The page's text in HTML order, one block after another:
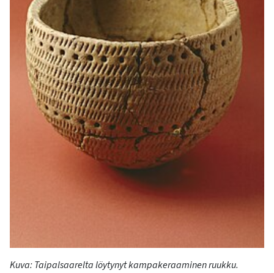
Kuva: Taipalsaarelta löytynyt kampakeraaminen ruukku.